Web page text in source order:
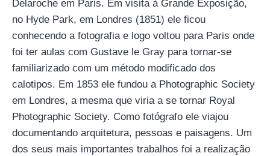
Delaroche em Paris. Em visita à Grande Exposição,
no Hyde Park, em Londres (1851) ele ficou
conhecendo a fotografia e logo voltou para Paris onde
foi ter aulas com Gustave le Gray para tornar-se
familiarizado com um método modificado dos
calotipos. Em 1853 ele fundou a Photographic Society
em Londres, a mesma que viria a se tornar Royal
Photographic Society. Como fotógrafo ele viajou
documentando arquitetura, pessoas e paisagens. Um
dos seus mais importantes trabalhos foi a realização